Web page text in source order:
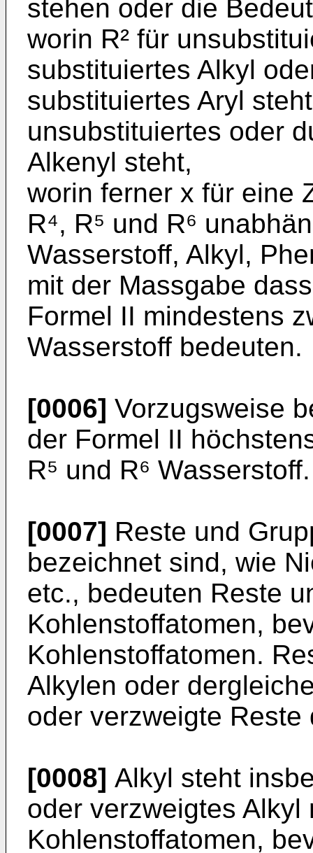
stehen oder die
worin R² für
substituiertes Alkyl
substituiertes Aryl
unsubstituiertes oder
Alkenyl steht,
worin ferner x für eine
R⁴, R⁵ und R⁶
Wasserstoff, Alkyl,
mit der Massgabe
Formel II mindestens
Wasserstoff bedeuten.
[0006] Vorzugsweise
der Formel II
R⁵ und R⁶ Wasserstoff.
[0007] Reste und
bezeichnet sind, wie
etc., bedeuten Reste
Kohlenstoffatomen,
Kohlenstoffatomen.
Alkylen oder
oder verzweigte Reste
[0008] Alkyl steht
oder verzweigtes Alkyl
Kohlenstoffatomen,